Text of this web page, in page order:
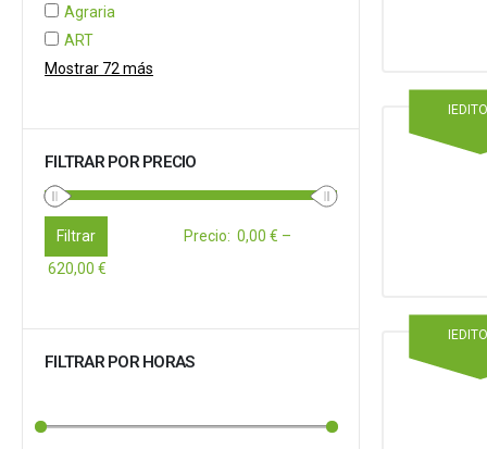
Agraria
ART
Mostrar 72 más
FILTRAR POR PRECIO
Filtrar Precio: 0,00 € –
620,00 €
FILTRAR POR HORAS